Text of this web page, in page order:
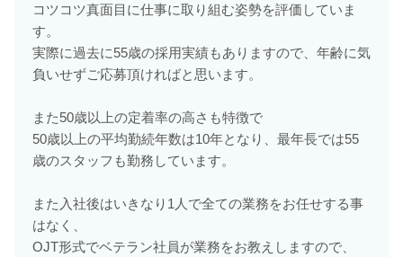
コツコツ真面目に仕事に取り組む姿勢を評価していま
す。
実際に過去に55歳の採用実績もありますので、年齢に気
負いせずご応募頂ければと思います。
また50歳以上の定着率の高さも特徴で
50歳以上の平均勤続年数は10年となり、最年長では55
歳のスタッフも勤務しています。
また入社後はいきなり1人で全ての業務をお任せする事
はなく、
OJT形式でベテラン社員が業務をお教えしますので、